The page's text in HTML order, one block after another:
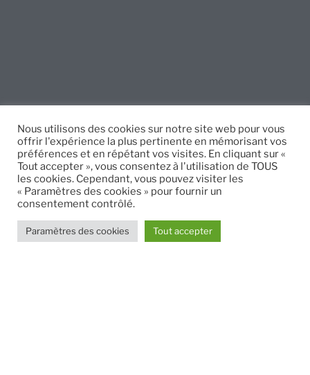
CONTACTEZ-NOUS
Nous utilisons des cookies sur notre site web pour vous
offrir l'expérience la plus pertinente en mémorisant vos
préférences et en répétant vos visites. En cliquant sur «
Tout accepter », vous consentez à l'utilisation de TOUS
les cookies. Cependant, vous pouvez visiter les
« Paramètres des cookies » pour fournir un
consentement contrôlé.
Paramètres des cookies Tout accepter